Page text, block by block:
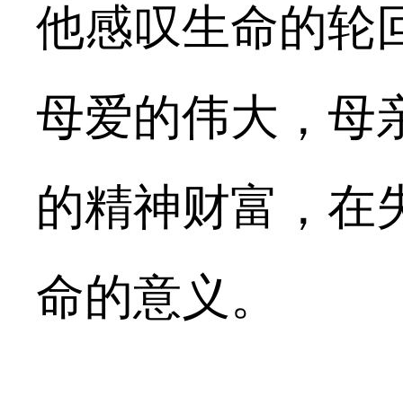
他感叹生命的轮
母爱的伟大，母
的精神财富，在
命的意义。